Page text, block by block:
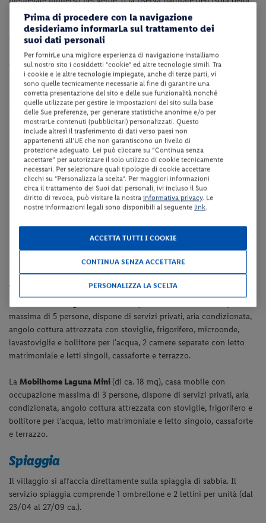
Cona (a ca. 11.4 Km), dove osservare i cavalli Camargue e praticare
birdwatching.All’interno del villaggio l’esperienza continua tra
piscine immerse nella natura, scivoli d’acqua per i più piccoli,
sport di ogni tipo, serate tematiche e attività pensate per tutta la
famiglia. Escursioni in bicicletta nella laguna, uscite in kayak o
gite in barca completano un soggiorno ricco di avventura e relax.
Un luogo dove ogni giorno diventa un ricordo estivo da portare
con sé.
Dotazioni della struttura
La struttura dispone di reception (dalle ore 08:00 alle ore 23:00
ca.), bar, ristorante,supermercato,giardino con parco giochi e
terrazza, parco acquatico con piscine per grandi e piccini con
scivoli, cascate e idromassaggi (valido dal 23/04 al 27/09 ca.),
animazione e miniclub in italiano, inglese e tedesco secondo il
programma della struttura (valido dal 23/04 al 27/09 ca.),campi da
ping-pong, basket, calcio e beach-volley collegamento internet Wi-
Fi in tutta la struttura, 1 posto auto all'aperto riservato per unità.
A pagamento: campo da tennis e da padel, noleggio pedalò.
Sistemazione
massimadi 5 persone, dispone di servizi privati, aria condizionata,
angolo cottura attrezzata con stoviglie, frigorifero, microonde,
lavastoviglie e bollitore per l'acqua, 2 camere separate con letto
matrimoniale e letti singoli, cassaforte e terrazzo.
La Mobilhome Laguna Mini (di ca. 18 mq), casa mobile con
occupazione massimadi 3 persone, dispone di servizi privati, aria
condizionata, angolo cottura attrezzata con stoviglie, frigorifero e
bollitore per l'acqua, letto matrimoniale e letto singolo, cassaforte
e terrazzo.
Spiaggia
Il villaggio si affaccia direttamente sulla spiaggia di sabbia. Il
servizio spiaggia comprende 1 ombrellone e 2 lettini per unità (dal
23/04 al 27/09 ca.).
Prima di procedere con la navigazione
desideriamo informarLa sul trattamento dei
suoi dati personali
Per fornirLe una migliore esperienza di navigazione installiamo
sul nostro sito i cosiddetti "cookie" ed altre tecnologie simili. Tra
i cookie e le altre tecnologie impiegate, anche di terze parti, vi
sono quelle tecnicamente necessarie al fine di garantire una
corretta presentazione del sito e delle sue funzionalità nonché
quelle utilizzate per gestire le impostazioni del sito sulla base
delle Sue preferenze, per generare statistiche anonime e/o per
mostrarLe contenuti (pubblicitari) personalizzati. Questo
include altresì il trasferimento di dati verso paesi non
appartenenti all'UE che non garantiscono un livello di
protezione adeguato. Lei può cliccare su “Continua senza
accettare” per autorizzare il solo utilizzo di cookie tecnicamente
necessari. Per selezionare quali tipologie di cookie accettare
clicchi su "Personalizza la scelta". Per maggiori informazioni
circa il trattamento dei Suoi dati personali, ivi incluso il Suo
diritto di revoca, può visitare la nostra informativa privacy. Le
nostre informazioni legali sono disponibili al seguente link.
ACCETTA TUTTI I COOKIE
CONTINUA SENZA ACCETTARE
PERSONALIZZA LA SCELTA